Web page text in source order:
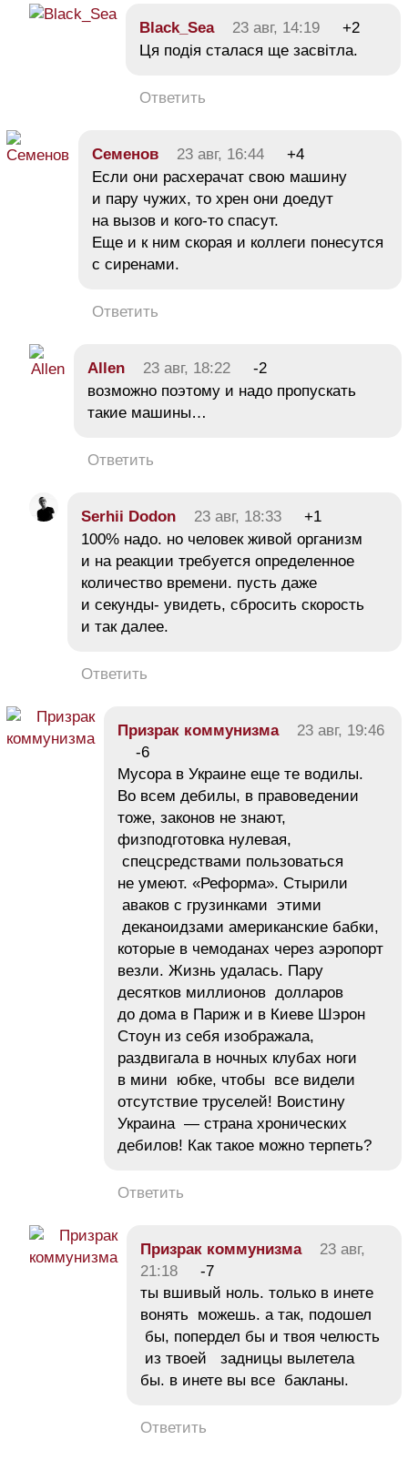
Black_Sea 23 авг, 14:19
+2
Ця подія сталася ще засвітла.
Ответить
Семенов 23 авг, 16:44
+4
Если они расхерачат свою машину
и пару чужих, то хрен они доедут
на вызов и кого-то спасут.
Еще и к ним скорая и коллеги понесутся
с сиренами.
Ответить
Allen 23 авг, 18:22
-2
возможно поэтому и надо пропускать
такие машины…
Ответить
Serhii Dodon 23 авг, 18:33
+1
100% надо. но человек живой организм
и на реакции требуется определенное
количество времени. пусть даже
и секунды- увидеть, сбросить скорость
и так далее.
Ответить
Призрак коммунизма
23 авг, 19:46
-6
Мусора в Украине еще те водилы.
Во всем дебилы, в правоведении
тоже, законов не знают,
физподготовка нулевая,
спецсредствами пользоваться
не умеют. «Реформа». Стырили
аваков с грузинками этими
деканоидзами американские бабки,
которые в чемоданах через аэропорт
везли. Жизнь удалась. Пару
десятков миллионов долларов
до дома в Париж и в Киеве Шэрон
Стоун из себя изображала,
раздвигала в ночных клубах ноги
в мини юбке, чтобы все видели
отсутствие труселей! Воистину
Украина — страна хронических
дебилов! Как такое можно терпеть?
Ответить
Призрак коммунизма
23 авг,
21:18
-7
ты вшивый ноль. только в инете
вонять можешь. а так, подошел
бы, попердел бы и твоя челюсть
из твоей задницы вылетела
бы. в инете вы все бакланы.
Ответить